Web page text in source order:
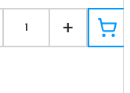
1 +